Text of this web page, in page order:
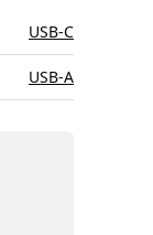
USB-C
USB-A